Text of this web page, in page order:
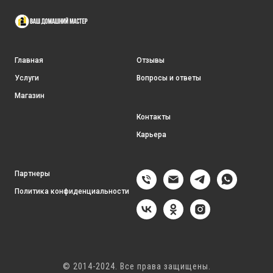
Главная
Услуги
Магазин
Отзывы
Вопросы и ответы
Контакты
Карьера
Партнеры
Политика конфиденциальности
© 2014-2024. Все права защищены.